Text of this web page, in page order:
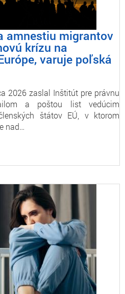
amnestiu migrantov
krízu na
varuje poľská
2026 zaslal Inštitút pre právnu
a poštou list vedúcim
štátov EÚ, v ktorom
nad…